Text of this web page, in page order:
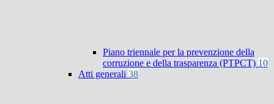
Piano triennale per la prevenzione della
corruzione e della trasparenza (PTPCT) 10
Atti generali 38